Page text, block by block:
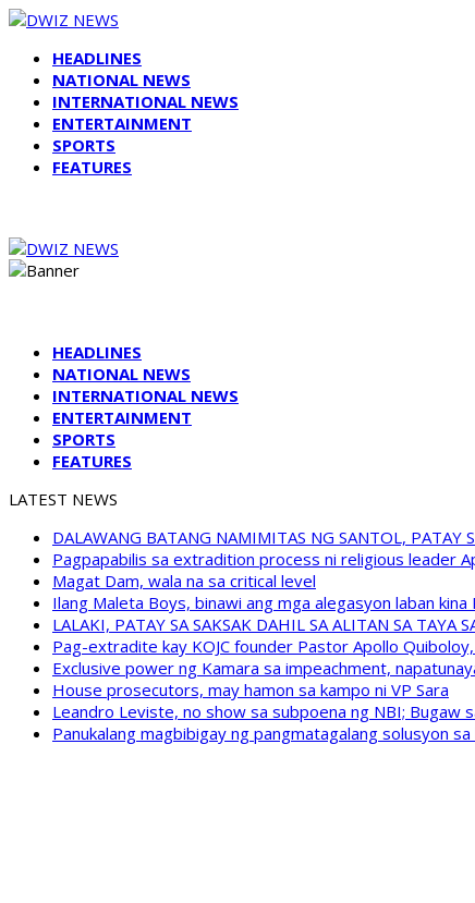
HEADLINES
NATIONAL NEWS
INTERNATIONAL NEWS
ENTERTAINMENT
SPORTS
FEATURES
HEADLINES
NATIONAL NEWS
INTERNATIONAL NEWS
ENTERTAINMENT
SPORTS
FEATURES
LATEST NEWS
DALAWANG BATANG NAMIMITAS NG SANTOL, PATAY
Pagpapabilis sa extradition process ni religious leader
Magat Dam, wala na sa critical level
Ilang Maleta Boys, binawi ang mga alegasyon laban
LALAKI, PATAY SA SAKSAK DAHIL SA ALITAN SA TAYA
Pag-extradite kay KOJC founder Pastor Apollo
Exclusive power ng Kamara sa impeachment,
House prosecutors, may hamon sa kampo ni VP Sara
Leandro Leviste, no show sa subpoena ng NBI; Bugaw
Panukalang magbibigay ng pangmatagalang solusyon